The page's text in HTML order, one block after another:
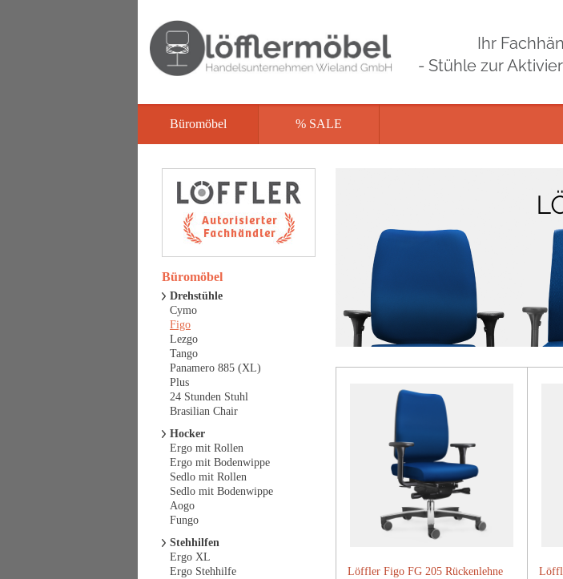
Ihr
- Stühle zur
Büromöbel % SALE
Löffler Figo FG 205 Rückenlehne
Büromöbel
Drehstühle
Cymo
Figo
Lezgo
Tango
Panamero 885 (XL)
Plus
24 Stunden Stuhl
Brasilian Chair
Hocker
Ergo mit Rollen
Ergo mit Bodenwippe
Sedlo mit Rollen
Sedlo mit Bodenwippe
Aogo
Fungo
Stehhilfen
Ergo XL
Ergo Stehhilfe